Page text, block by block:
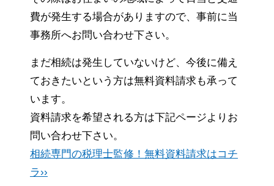
費が発生する場合がありますので、事前に当
事務所へお問い合わせ下さい。
まだ相続は発生していないけど、今後に備え
ておきたいという方は無料資料請求も承って
います。
資料請求を希望される方は下記ページよりお
問い合わせ下さい。
相続専門の税理士監修！無料資料請求はコチ
ラ››